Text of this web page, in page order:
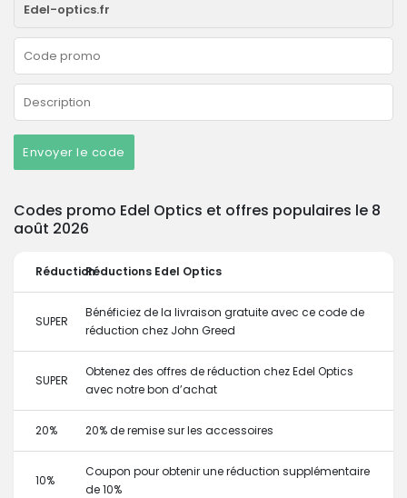
Envoyer le code
Codes promo Edel Optics et offres populaires le 8
août 2026
RéductionRéductions Edel Optics
SUPER
Bénéficiez de la livraison gratuite avec ce code de
réduction chez John Greed
SUPER
Obtenez des offres de réduction chez Edel Optics
avec notre bon d’achat
20% 20% de remise sur les accessoires
10%
Coupon pour obtenir une réduction supplémentaire
de 10%